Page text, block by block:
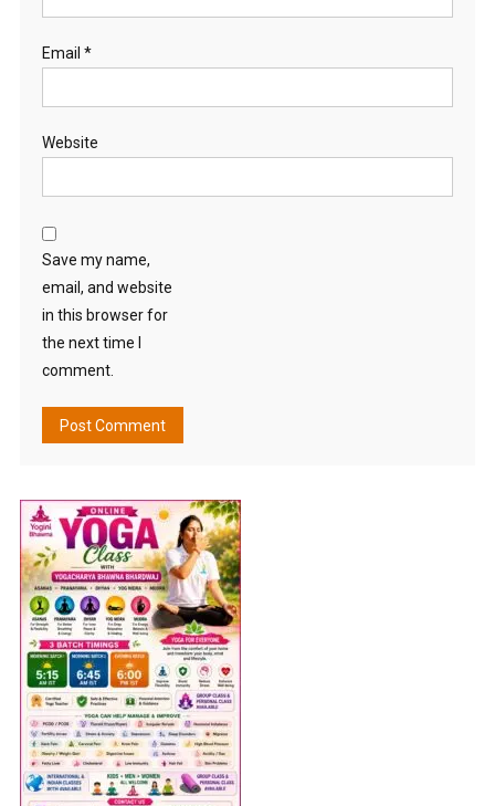
Email *
Website
Save my name,
email, and website
in this browser for
the next time I
comment.